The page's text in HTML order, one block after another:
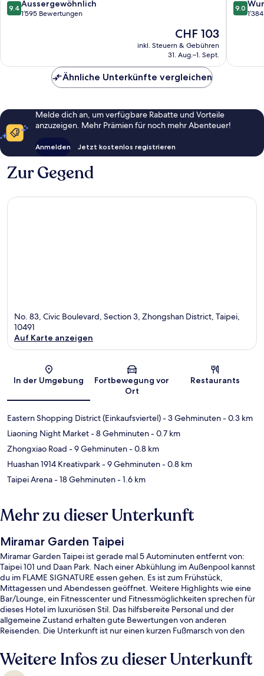
9.4
von
9.4 Aussergewöhnlich
1’595 Bewertungen
Der
Preis
beträgt
CHF 103
inkl. Steuern & Gebühren
31. Aug.–1. Sept.
9.0
von
9.0
Ähnliche Unterkünfte vergleichen
Melde dich an, um verfügbare Rabatte und Vorteile
anzuzeigen. Mehr Prämien für noch mehr Abenteuer!
Anmelden Jetzt kostenlos registrieren
Zur Gegend
No. 83, Civic Boulevard, Section 3, Zhongshan District, Taipei,
10491
Auf Karte anzeigen
In der Umgebung
Fortbewegung vor
Ort
Restaurants
Eastern Shopping District (Einkaufsviertel)- 3 Gehminuten- 0.3 km
Liaoning Night Market- 8 Gehminuten- 0.7 km
Zhongxiao Road - 9 Gehminuten- 0.8 km
Huashan 1914 Kreativpark- 9 Gehminuten- 0.8 km
Taipei Arena- 18 Gehminuten- 1.6 km
Mehr zu dieser Unterkunft
Miramar Garden Taipei
Miramar Garden Taipei ist gerade mal 5 Autominuten entfernt von:
Taipei 101 und Daan Park. Nach einer Abkühlung im Außenpool kannst
du im FLAME SIGNATURE essen gehen. Es ist zum Frühstück,
Mittagessen und Abendessen geöffnet. Weitere Highlights wie eine
Bar/Lounge, ein Fitnesscenter und Fitnessmöglichkeiten sprechen für
dieses Hotel im luxuriösen Stil. Das hilfsbereite Personal und der
allgemeine Zustand erhalten gute Bewertungen von anderen
Reisenden. Die Unterkunft ist nur einen kurzen Fußmarsch von den
(Haltestelle Zhongziao Xinsheng) bzw. 13 Minuten (Station Zhongxiao
Fuxing).
Weitere Infos zu dieser Unterkunft